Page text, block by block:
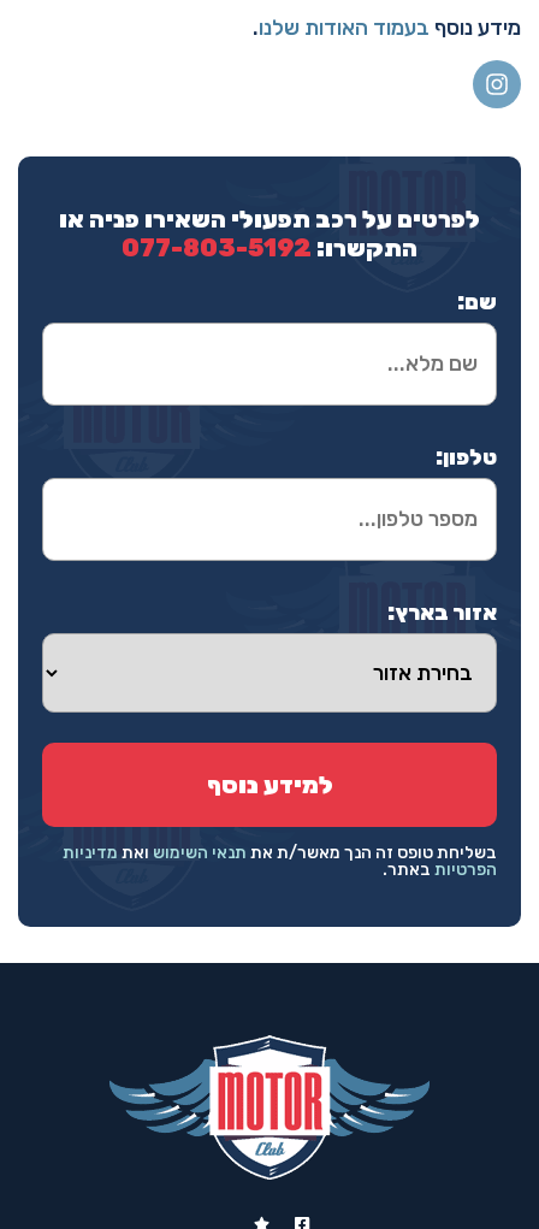
מידע נוסף בעמוד האודות שלנו.
לפרטים על רכב תפעולי השאירו פניה או
התקשרו: 077-803-5192
שם:
טלפון:
אזור בארץ:
בשליחת טופס זה הנך מאשר/ת את תנאי השימוש ואת מדיניות
הפרטיות באתר.